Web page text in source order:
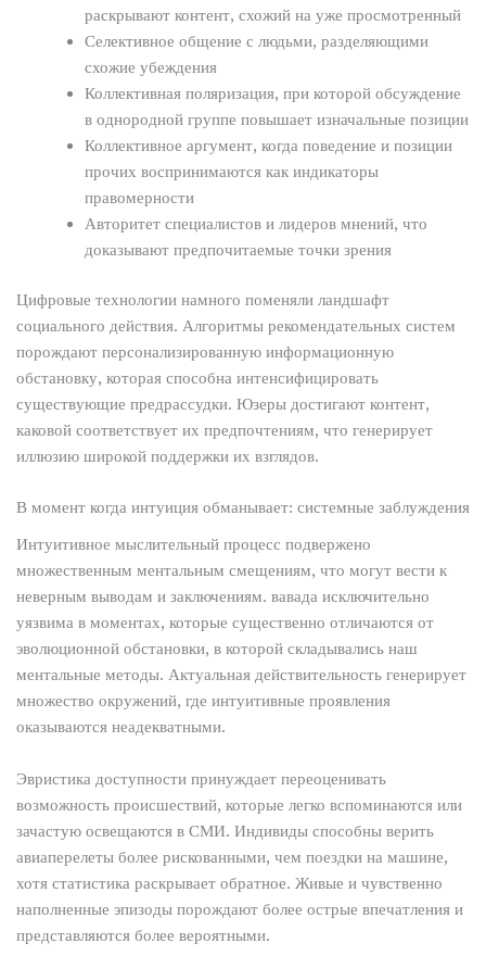
раскрывают контент, схожий на уже просмотренный
Селективное общение с людьми, разделяющими
схожие убеждения
Коллективная поляризация, при которой обсуждение
в однородной группе повышает изначальные позиции
Коллективное аргумент, когда поведение и позиции
прочих воспринимаются как индикаторы
правомерности
Авторитет специалистов и лидеров мнений, что
доказывают предпочитаемые точки зрения
Цифровые технологии намного поменяли ландшафт
социального действия. Алгоритмы рекомендательных систем
порождают персонализированную информационную
обстановку, которая способна интенсифицировать
существующие предрассудки. Юзеры достигают контент,
каковой соответствует их предпочтениям, что генерирует
иллюзию широкой поддержки их взглядов.
В момент когда интуиция обманывает: системные заблуждения
Интуитивное мыслительный процесс подвержено
множественным ментальным смещениям, что могут вести к
неверным выводам и заключениям. вавада исключительно
уязвима в моментах, которые существенно отличаются от
эволюционной обстановки, в которой складывались наш
ментальные методы. Актуальная действительность генерирует
множество окружений, где интуитивные проявления
оказываются неадекватными.
Эвристика доступности принуждает переоценивать
возможность происшествий, которые легко вспоминаются или
зачастую освещаются в СМИ. Индивиды способны верить
авиаперелеты более рискованными, чем поездки на машине,
хотя статистика раскрывает обратное. Живые и чувственно
наполненные эпизоды порождают более острые впечатления и
представляются более вероятными.